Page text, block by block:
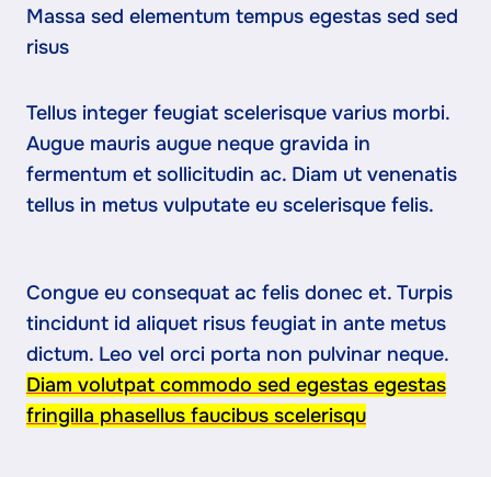
Massa sed elementum tempus egestas sed sed
risus
Tellus integer feugiat scelerisque varius morbi.
Augue mauris augue neque gravida in
fermentum et sollicitudin ac. Diam ut venenatis
tellus in metus vulputate eu scelerisque felis.
Congue eu consequat ac felis donec et. Turpis
tincidunt id aliquet risus feugiat in ante metus
dictum. Leo vel orci porta non pulvinar neque.
Diam volutpat commodo sed egestas egestas
fringilla phasellus faucibus scelerisqu